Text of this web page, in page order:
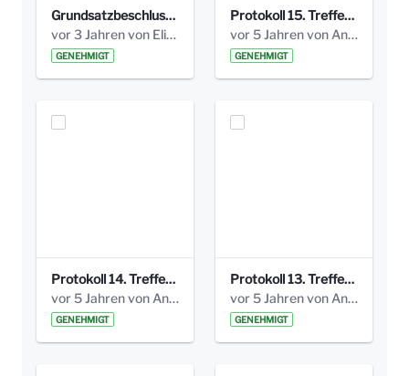
Grundsatzbeschluss Bismarckplatz_440_2021.pdf
vor 3 Jahren von Elisa Söll
GENEHMIGT
Protokoll 15. Treffen 20161006 AG Bismarckplatz.pdf
vor 5 Jahren von Anni Schlumberger
GENEHMIGT
Protokoll 14. Treffen 20160613 AG Bismarckplatz.pdf
vor 5 Jahren von Anni Schlumberger
GENEHMIGT
Protokoll 13. Treffen 20151130 AG Bismarckplatz.pdf
vor 5 Jahren von Anni Schlumberger
GENEHMIGT